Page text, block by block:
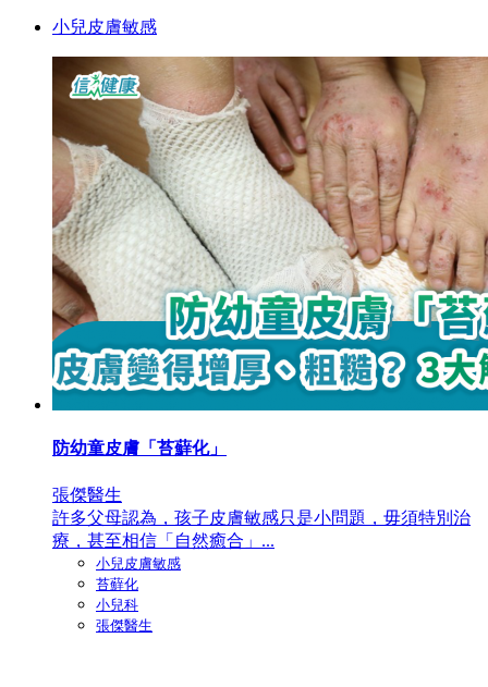
小兒皮膚敏感
防幼童皮膚「苔蘚化」
張傑醫生
許多父母認為，孩子皮膚敏感只是小問題，毋須特別治
療，甚至相信「自然癒合」...
小兒皮膚敏感
苔蘚化
小兒科
張傑醫生